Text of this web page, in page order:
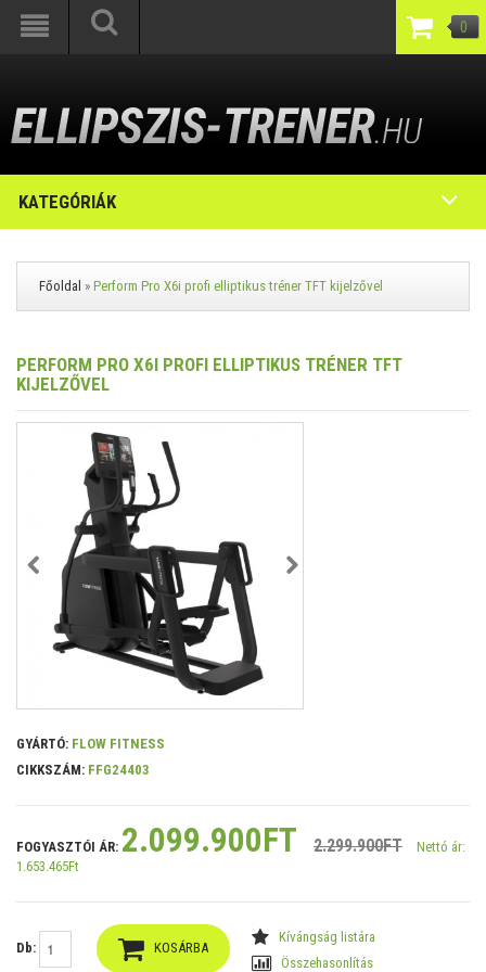
0
KATEGÓRIÁK
Főoldal » Perform Pro X6i profi elliptikus tréner TFT kijelzővel
PERFORM PRO X6I PROFI ELLIPTIKUS TRÉNER TFT
KIJELZŐVEL
GYÁRTÓ: FLOW FITNESS
CIKKSZÁM: FFG24403
FOGYASZTÓI ÁR: 2.099.900FT 2.299.900FT
Nettó ár:
1.653.465Ft
Db: KOSÁRBA
Kívángság listára
Összehasonlítás